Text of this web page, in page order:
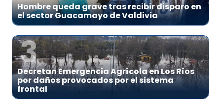
Hombre queda grave tras recibir disparo en
el sector Guacamayo de Valdivia
3
Decretan Emergencia Agrícola en Los Ríos
por daños provocados por el sistema
frontal